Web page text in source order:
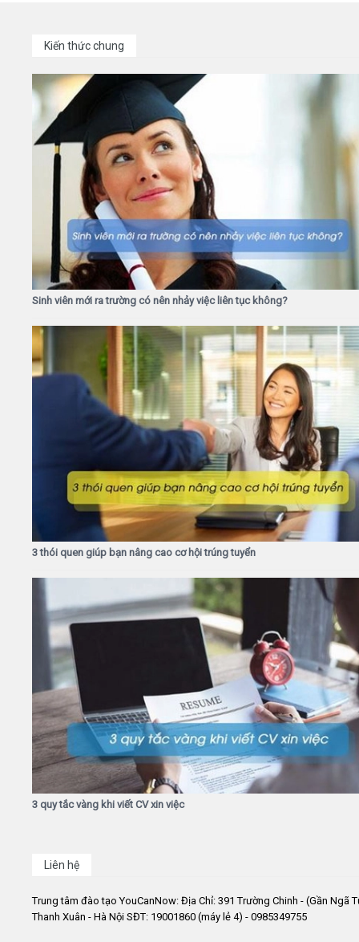
Kiến thức chung
Sinh viên mới ra trường có nên nhảy việc liên tục không?
3 thói quen giúp bạn nâng cao cơ hội trúng tuyển
3 quy tắc vàng khi viết CV xin việc
Liên hệ
Trung tâm đào tạo YouCanNow: Địa Chỉ: 391 Trường Chinh - (Gần Ngã
Thanh Xuân - Hà Nội SĐT: 19001860 (máy lẻ 4) - 0985349755